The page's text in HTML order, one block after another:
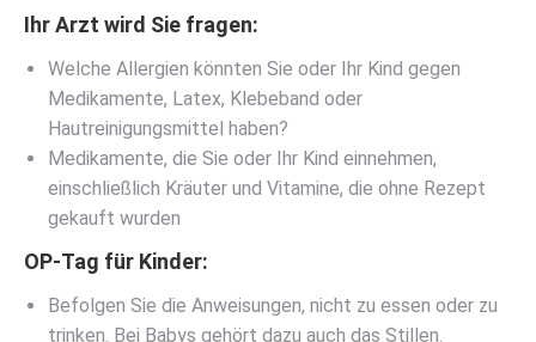
Ihr Arzt wird Sie fragen:
Welche Allergien könnten Sie oder Ihr Kind gegen
Medikamente, Latex, Klebeband oder
Hautreinigungsmittel haben?
Medikamente, die Sie oder Ihr Kind einnehmen,
einschließlich Kräuter und Vitamine, die ohne Rezept
gekauft wurden
OP-Tag für Kinder:
Befolgen Sie die Anweisungen, nicht zu essen oder zu
trinken. Bei Babys gehört dazu auch das Stillen.